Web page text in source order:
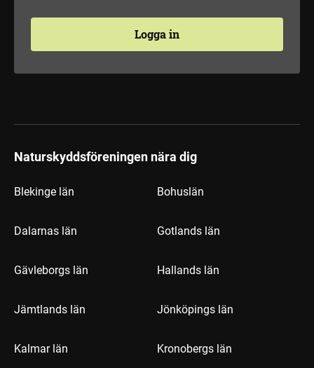
Logga in
Naturskyddsföreningen nära dig
Blekinge län Bohuslän
Dalarnas län Gotlands län
Gävleborgs län Hallands län
Jämtlands län Jönköpings län
Kalmar län Kronobergs län